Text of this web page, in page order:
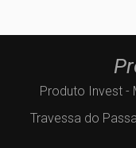
Produto Invest -
Travessa do